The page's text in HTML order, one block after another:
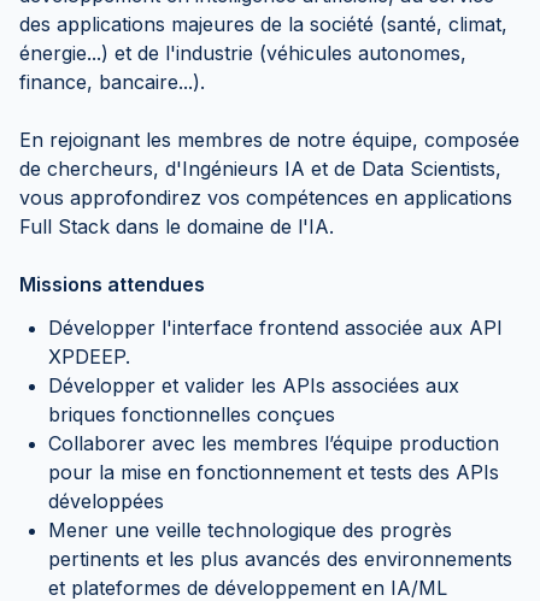
des applications majeures de la société (santé, climat,
énergie...) et de l'industrie (véhicules autonomes,
finance, bancaire...).
En rejoignant les membres de notre équipe, composée
de chercheurs, d'Ingénieurs IA et de Data Scientists,
vous approfondirez vos compétences en applications
Full Stack dans le domaine de l'IA.
Missions attendues
Développer l'interface frontend associée aux API
XPDEEP.
Développer et valider les APIs associées aux
briques fonctionnelles conçues
Collaborer avec les membres l’équipe production
pour la mise en fonctionnement et tests des APIs
développées
Mener une veille technologique des progrès
pertinents et les plus avancés des environnements
et plateformes de développement en IA/ML